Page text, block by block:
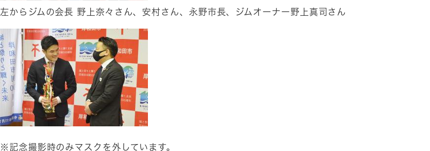
左からジムの会長 野上奈々さん、安村さん、永野市長、ジムオーナー野上真司さん
※記念撮影時のみマスクを外しています。